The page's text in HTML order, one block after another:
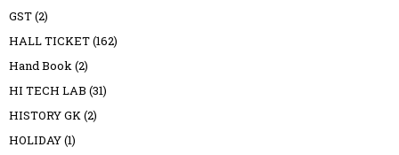
GST(2)
HALL TICKET(162)
Hand Book(2)
HI TECH LAB (31)
HISTORY GK(2)
HOLIDAY(1)